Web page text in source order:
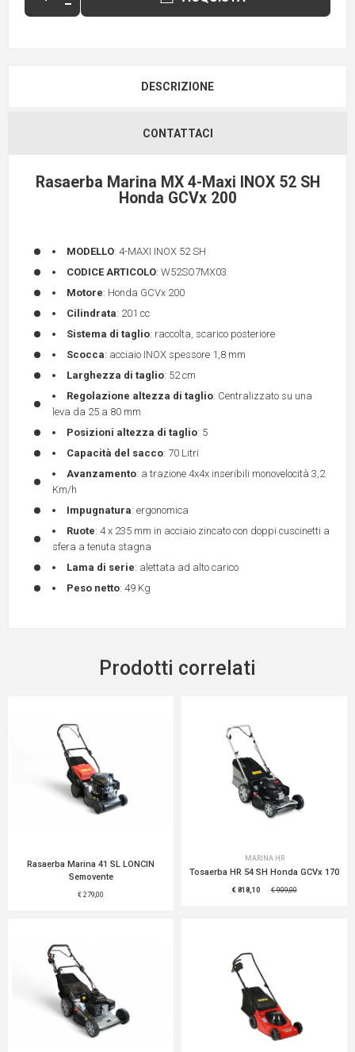
DESCRIZIONE
CONTATTACI
Rasaerba Marina MX 4-Maxi INOX 52 SH
Honda GCVx 200
MODELLO: 4-MAXI INOX 52 SH
CODICE ARTICOLO: W52SO7MX03
Motore: Honda GCVx 200
Cilindrata: 201 cc
Sistema di taglio: raccolta, scarico posteriore
Scocca: acciaio INOX spessore 1,8 mm
Larghezza di taglio: 52 cm
Regolazione altezza di taglio: Centralizzato su una
leva da 25 a 80 mm
Posizioni altezza di taglio: 5
Capacità del sacco: 70 Litri
Avanzamento: a trazione 4x4x inseribili monovelocità 3,2
Km/h
Impugnatura: ergonomica
Ruote: 4 x 235 mm in acciaio zincato con doppi cuscinetti a
sfera a tenuta stagna
Lama di serie: alettata ad alto carico
Peso netto: 49 Kg
Prodotti correlati
Rasaerba Marina 41 SL LONCIN
Semovente
€ 279,00
MARINA HR
Tosaerba HR 54 SH Honda GCVx 170
€ 818,10 € 909,00